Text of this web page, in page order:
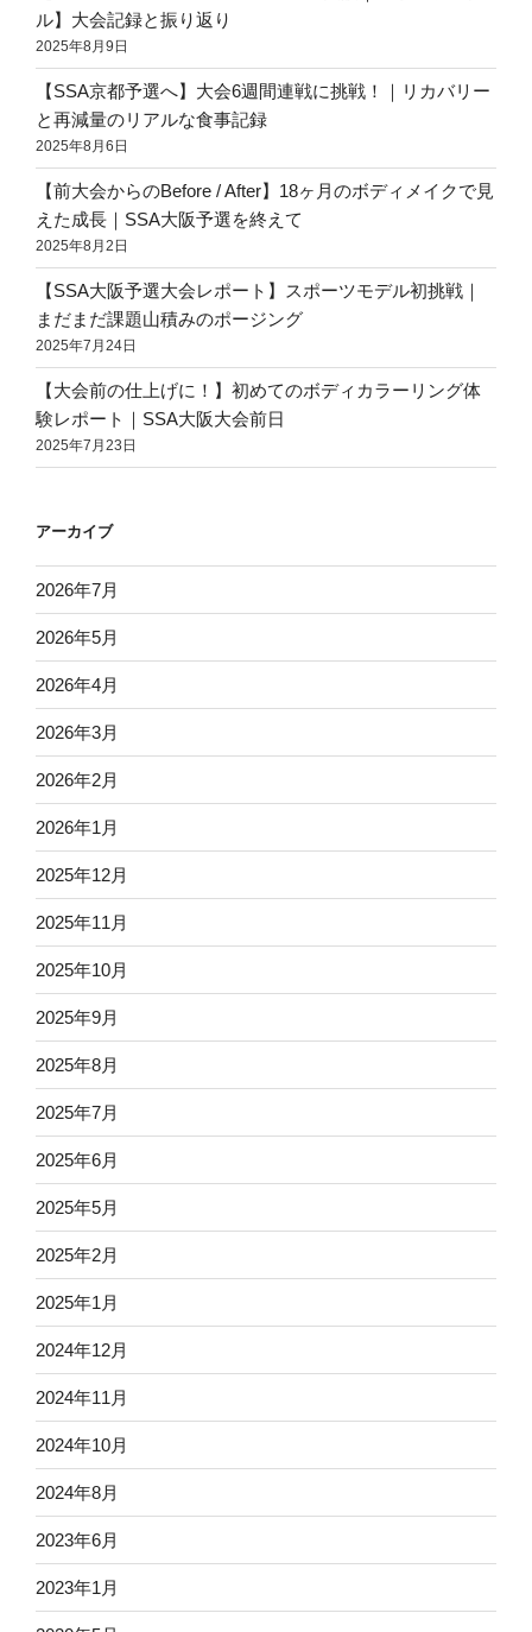
ル】大会記録と振り返り
2025年8月9日
【SSA京都予選へ】大会6週間連戦に挑戦！｜リカバリー
と再減量のリアルな食事記録
2025年8月6日
【前大会からのBefore / After】18ヶ月のボディメイクで見
えた成長｜SSA大阪予選を終えて
2025年8月2日
【SSA大阪予選大会レポート】スポーツモデル初挑戦｜
まだまだ課題山積みのポージング
2025年7月24日
【大会前の仕上げに！】初めてのボディカラーリング体
験レポート｜SSA大阪大会前日
2025年7月23日
アーカイブ
2026年7月
2026年5月
2026年4月
2026年3月
2026年2月
2026年1月
2025年12月
2025年11月
2025年10月
2025年9月
2025年8月
2025年7月
2025年6月
2025年5月
2025年2月
2025年1月
2024年12月
2024年11月
2024年10月
2024年8月
2023年6月
2023年1月